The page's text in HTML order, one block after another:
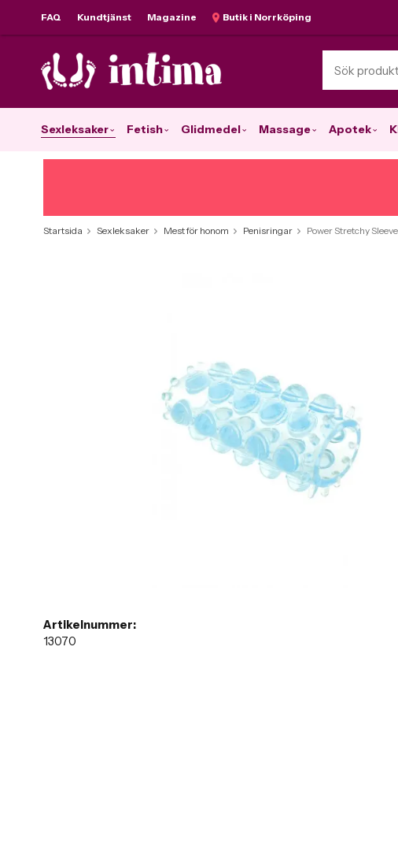
FAQ Kundtjänst Magazine Butik i Norrköping
Sexleksaker Fetish Glidmedel Massage Apotek
Startsida Sexleksaker Mest för honom Penisringar Power Stretchy
Artikelnummer:
13070